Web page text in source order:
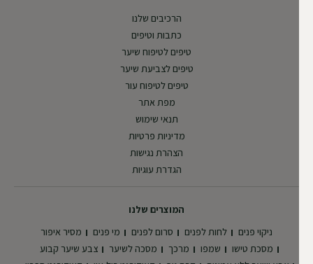
המוצרים שלנו
ניקוי פנים
לחות לפנים סרום לפנים מי פנים
מסיר איפור
מסכת טישו
שמפו מרכך מסכה לשיער
צבע שיער קבוע
הרכיבים שלנו
כתבות וטיפים
טיפים לטיפוח שיער
טיפים לצביעת שיער
טיפים לטיפוח עור
מפת אתר
תנאי שימוש
מדיניות פרטיות
הצהרת נגישות
הגדרת עוגיות